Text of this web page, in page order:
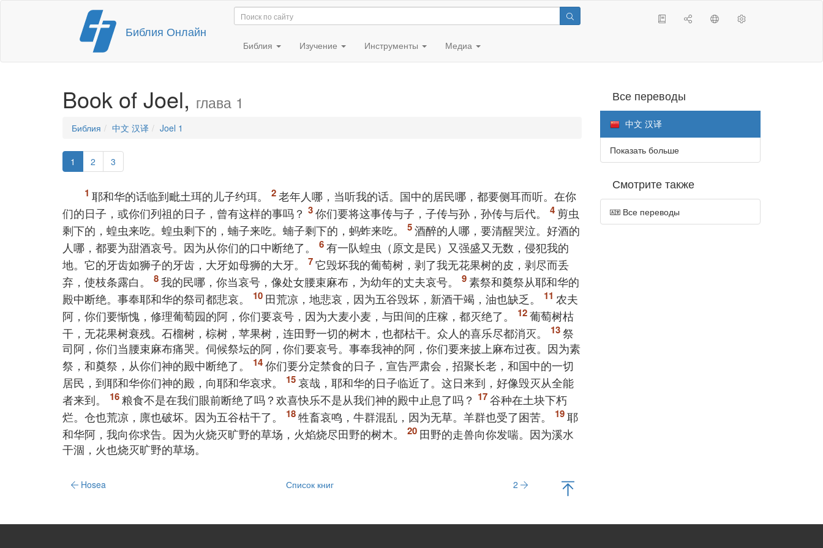
Перейти
содержимому
Библия Онлайн
Библия Изучение Инструменты Медиа
Book of Joel, глава 1
Библия 中文 汉译 Joel 1
1 2 3
耶和华的话临到毗土珥的儿子约珥。
老年人哪，当听我的话。国中的居民哪，都要侧耳而听。在你
们的日子，或你们列祖的日子，曾有这样的事吗？
你们要将这事传与子，子传与孙，孙传与后代。
剪虫
剩下的，蝗虫来吃。蝗虫剩下的，蝻子来吃。蝻子剩下的，蚂蚱来吃。
酒醉的人哪，要清醒哭泣。好酒的
人哪，都要为甜酒哀号。因为从你们的口中断绝了。
有一队蝗虫（原文是民）又强盛又无数，侵犯我的
地。它的牙齿如狮子的牙齿，大牙如母狮的大牙。
它毁坏我的葡萄树，剥了我无花果树的皮，剥尽而丢
弃，使枝条露白。
我的民哪，你当哀号，像处女腰束麻布，为幼年的丈夫哀号。
素祭和奠祭从耶和华的
殿中断绝。事奉耶和华的祭司都悲哀。
田荒凉，地悲哀，因为五谷毁坏，新酒干竭，油也缺乏。
农夫
阿，你们要惭愧，修理葡萄园的阿，你们要哀号，因为大麦小麦，与田间的庄稼，都灭绝了。
葡萄树枯
干，无花果树衰残。石榴树，棕树，苹果树，连田野一切的树木，也都枯干。众人的喜乐尽都消灭。
祭
司阿，你们当腰束麻布痛哭。伺候祭坛的阿，你们要哀号。事奉我神的阿，你们要来披上麻布过夜。因为素
祭，和奠祭，从你们神的殿中断绝了。
你们要分定禁食的日子，宣告严肃会，招聚长老，和国中的一切
居民，到耶和华你们神的殿，向耶和华哀求。
哀哉，耶和华的日子临近了。这日来到，好像毁灭从全能
者来到。
粮食不是在我们眼前断绝了吗？欢喜快乐不是从我们神的殿中止息了吗？
谷种在土块下朽
烂。仓也荒凉，廪也破坏。因为五谷枯干了。
牲畜哀鸣，牛群混乱，因为无草。羊群也受了困苦。
耶
和华阿，我向你求告。因为火烧灭旷野的草场，火焰烧尽田野的树木。
田野的走兽向你发喘。因为溪水
干涸，火也烧灭旷野的草场。
Hosea Список книг 2
Все переводы
中文 汉译
Показать больше
Смотрите также
Все переводы